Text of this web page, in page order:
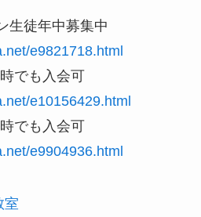
生徒年中募集中
e9821718.html
でも入会可
e10156429.html
でも入会可
e9904936.html
室